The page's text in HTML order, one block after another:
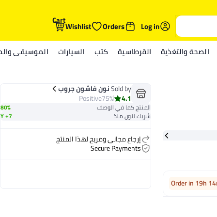
Log in
Orders
Wishlist
Cart
الصحة والتغذية القرطاسية كتب السيارات الموسيقى
Order in 19h
Sold byنون فاشون جروب
4.1
75%
Positive
المنتج كما في الوصف 80%
شريك لنون منذ 7+ Y
إرجاع مجاني ومريح لهذا المنتج
Secure Payments